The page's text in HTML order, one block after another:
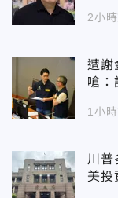
2小
遭謝
嗆：
1小
川普
美投